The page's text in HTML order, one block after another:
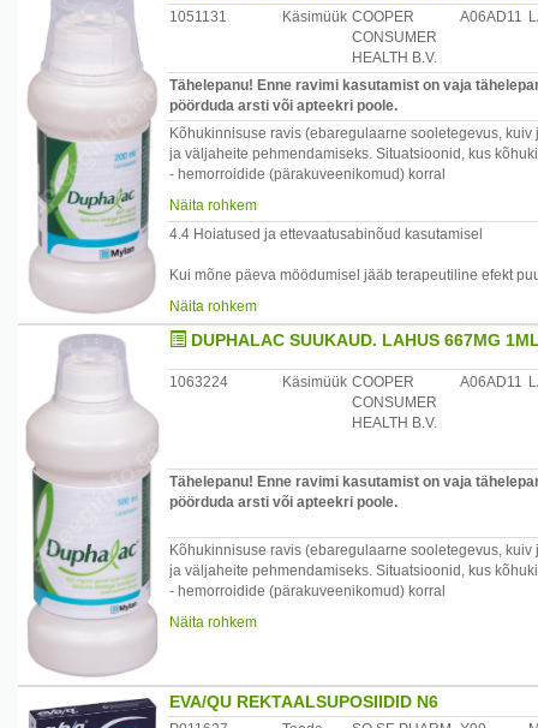
1051131 Käsimüük COOPER
CONSUMER
HEALTH B.V.
A06AD11
Tähelepanu! Enne ravimi kasutamist on vaja
pöörduda arsti või apteekri poole.
Kõhukinnisuse ravis (ebaregulaarne sooletegevus,
ja väljaheite pehmendamiseks. Situatsioonid, kus
- hemorroidide (pärakuveenikomud) korral
Hepaatilise ehk maksapuudulikkusest tingitud
Näita rohkem
4.4 Hoiatused ja ettevaatusabinõud kasutamisel
Kui mõne päeva möödumisel jääb terapeutiline efekt
Kõhukinnisuse raviks kasutatavad tavaannused ei
hepaatilise (eel)kooma korral kasutatakse tunduvalt
Laksatiive võib lastel kasutada ainult erandkorras ning
Tuleb arvestada sooletühjenemise refleksi häirumise
tohi seda ravimit kasutada.
Näita rohkem
DUPHALAC SUUKAUD. LAHUS 667MG
1063224 Käsimüük COOPER
CONSUMER
HEALTH B.V.
A06AD11
Tähelepanu! Enne ravimi kasutamist on vaja
pöörduda arsti või apteekri poole.
Kõhukinnisuse ravis (ebaregulaarne sooletegevus,
ja väljaheite pehmendamiseks. Situatsioonid, kus
- hemorroidide (pärakuveenikomud) korral
Näita rohkem
EVA/QU REKTAALSUPOSIIDID N6